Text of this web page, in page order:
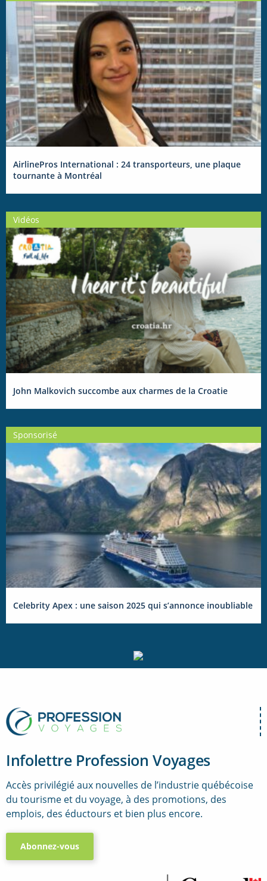
AirlinePros International : 24 transporteurs, une plaque
tournante à Montréal
Vidéos
John Malkovich succombe aux charmes de la Croatie
Sponsorisé
Celebrity Apex : une saison 2025 qui s’annonce inoubliable
Infolettre Profession Voyages
Accès privilégié aux nouvelles de l’industrie québécoise
du tourisme et du voyage, à des promotions, des
emplois, des éductours et bien plus encore.
Abonnez-vous